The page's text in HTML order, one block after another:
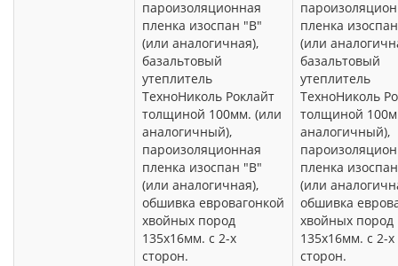
пароизоляционная
пленка изоспан "В"
(или аналогичная),
базальтовый
утеплитель
ТехноНиколь Роклайт
толщиной 100мм. (или
аналогичный),
пароизоляционная
пленка изоспан "В"
(или аналогичная),
обшивка евровагонкой
хвойных пород
135х16мм. с 2-х
сторон.
пленка
(или
базальтовый
утеплитель
ТехноНиколь
толщиной
аналогичный),
пленка
(или
обшивка
хвойных пород
135х16мм. с 2-х
сторон.